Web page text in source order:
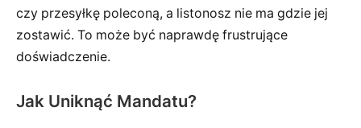
czy przesyłkę poleconą, a listonosz nie ma gdzie jej
zostawić. To może być naprawdę frustrujące
doświadczenie.
Jak Uniknąć Mandatu?